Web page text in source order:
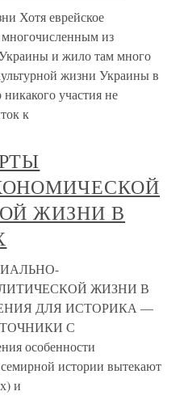
Хотя еврейское
из
и жило там много
жизни Украины в
участия не
к
ЖИЗНИ В
ЖИЗНИ В
ДЛЯ ИСТОРИКА —
С
особенности
истории вытекают
и